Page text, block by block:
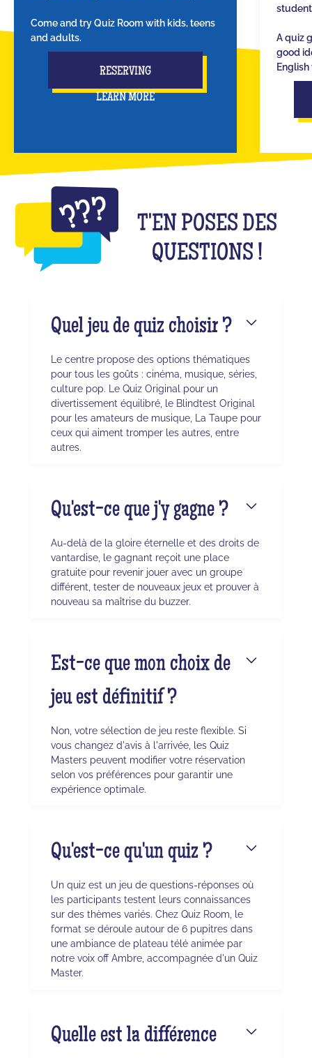
Come and try Quiz Room with kids, teens
and adults.
RESERVING
LEARN MORE
A quiz
good
T'EN POSES DES
QUESTIONS !
Quel jeu de quiz choisir ?
Le centre propose des options thématiques
pour tous les goûts : cinéma, musique, séries,
culture pop. Le Quiz Original pour un
divertissement équilibré, le Blindtest Original
pour les amateurs de musique, La Taupe pour
ceux qui aiment tromper les autres, entre
autres.
Qu'est-ce que j'y gagne ?
Au-delà de la gloire éternelle et des droits de
vantardise, le gagnant reçoit une place
gratuite pour revenir jouer avec un groupe
différent, tester de nouveaux jeux et prouver à
nouveau sa maîtrise du buzzer.
Est-ce que mon choix de
jeu est définitif ?
Non, votre sélection de jeu reste flexible. Si
vous changez d'avis à l'arrivée, les Quiz
Masters peuvent modifier votre réservation
selon vos préférences pour garantir une
expérience optimale.
Qu'est-ce qu'un quiz ?
Un quiz est un jeu de questions-réponses où
les participants testent leurs connaissances
sur des thèmes variés. Chez Quiz Room, le
format se déroule autour de 6 pupitres dans
une ambiance de plateau télé animée par
notre voix off Ambre, accompagnée d'un Quiz
Master.
Quelle est la différence